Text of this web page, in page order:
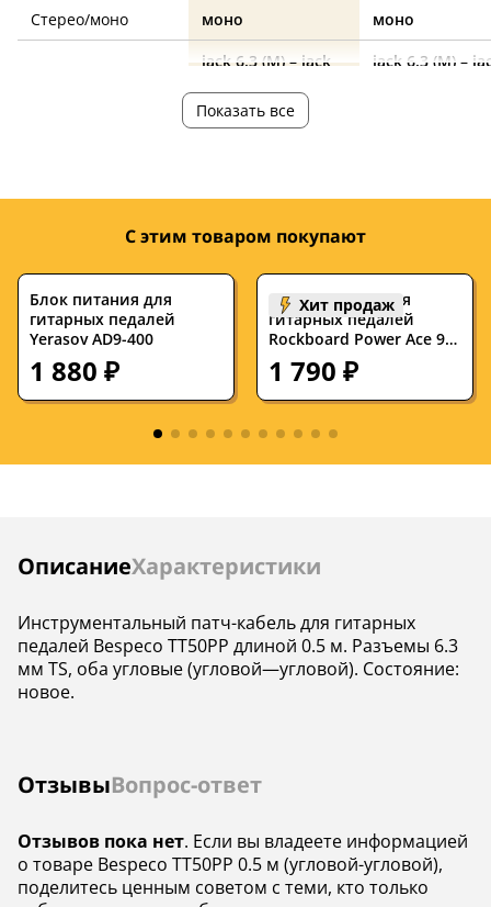
Стерео/моно
моно моно
jack 6.3 (M) – jack
jack 6.3 (M) –
1
да
Страна
производства
Показать все
С этим товаром покупают
Блок питания для
гитарных педалей
Yerasov AD9-400
1 880 ₽
Хит продаж
Блок питания для
гитарных педалей
Rockboard Power Ace 9V
DC 1.7A
1 790 ₽
ОписаниеХарактеристики
Инструкции
Инструментальный патч-кабель для гитарных
педалей Bespeco TT50PP длиной 0.5 м. Разъемы 6.3
мм TS, оба угловые (угловой—угловой). Состояние:
новое.
ОтзывыВопрос-ответ
Отзывов пока нет. Если вы владеете информацией
о товаре Bespeco TT50PP 0.5 м (угловой-угловой),
поделитесь ценным советом с теми, кто только